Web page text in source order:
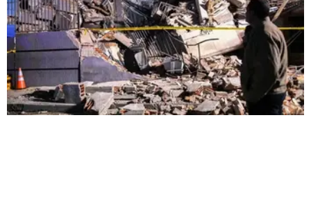
Sociedad y tiempo
libre
Tecnología
Turismo
Salud
Es viral
El tiempo
Fúnebres